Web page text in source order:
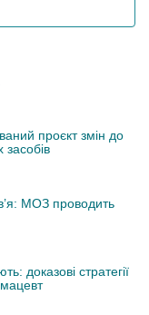
проєкт змін до
засобів
МОЗ проводить
доказові стратегії